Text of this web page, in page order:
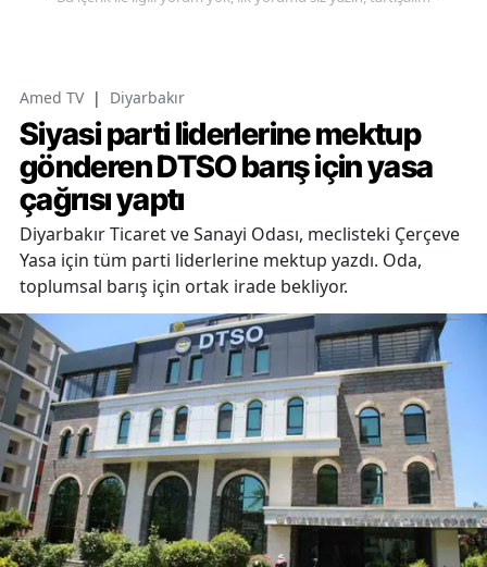
Amed TV | Diyarbakır
Siyasi parti liderlerine mektup
gönderen DTSO barış için yasa
çağrısı yaptı
Diyarbakır Ticaret ve Sanayi Odası, meclisteki Çerçeve
Yasa için tüm parti liderlerine mektup yazdı. Oda,
toplumsal barış için ortak irade bekliyor.